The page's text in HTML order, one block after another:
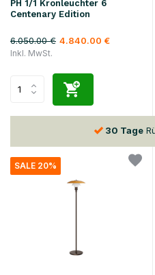
PH 1/1 Kronleuchter 6
Centenary Edition
6.050.00 € 4.840.00 €
Inkl. MwSt.
30 Tage
SALE 20%